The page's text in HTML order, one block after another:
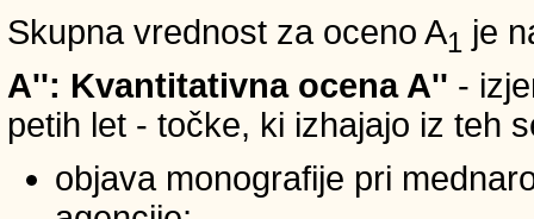
Skupna vrednost za oceno A1 je
A'': Kvantitativna ocena A'' -
petih let - točke, ki izhajajo iz teh
objava monografije pri